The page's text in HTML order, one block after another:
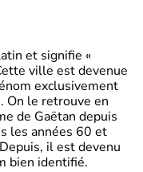
et signifie «
ville est devenue
exclusivement
On le retrouve en
de Gaëtan depuis
les années 60 et
il est devenu
bien identifié.